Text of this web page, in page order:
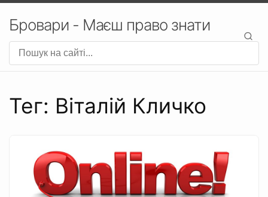
Бровари - Маєш право знати
Тег: Віталій Кличко